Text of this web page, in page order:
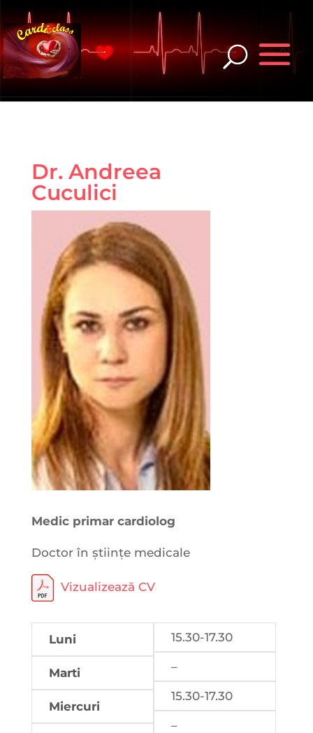
Dr. Andreea
Cuculici
Medic primar cardiolog
Doctor în științe medicale
Vizualizează CV
Luni
Marti
Miercuri
15.30-17.30
–
15.30-17.30
–